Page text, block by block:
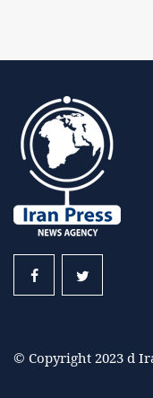
© Copyright 2023 d